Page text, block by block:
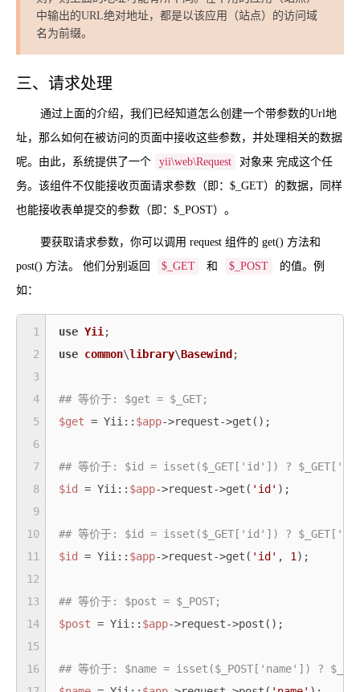
中输出的URL绝对地址，都是以该应用（站点）的访问域
名为前缀。
三、请求处理
通过上面的介绍，我们已经知道怎么创建一个带参数的Url地
址，那么如何在被访问的页面中接收这些参数，并处理相关的数据
呢。由此，系统提供了一个
yii\web\Request
对象来 完成这个任
务。该组件不仅能接收页面请求参数（即：$_GET）的数据，同样
也能接收表单提交的参数（即：$_POST）。
要获取请求参数，你可以调用 request 组件的 get() 方法和
post() 方法。 他们分别返回
$_GET 和 $_POST
的值。例
如：
use Yii
use common\library\Basewind ;
## 等价于: $get = $_GET;
$get = Yii:: $app->request->get();
## 等价于: $id = isset($_GET['id']) ?
$id
= Yii:: $app->request->get( 'id' );
## 等价于: $id = isset($_GET['id']) ?
$id
= Yii:: $app->request->get( 'id' , 1 );
## 等价于: $post = $_POST;
$post = Yii:: $app->request->post();
## 等价于: $name = isset($_POST['name']) ?
1
2
3
4
5
6
7
8
9
10
11
12
13
14
15
16